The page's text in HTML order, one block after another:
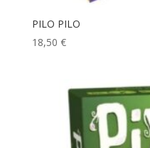
PILO PILO
18,50 €